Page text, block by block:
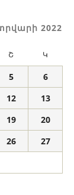
2022
Շ Կ
5
6
12
13
19
20
26
27